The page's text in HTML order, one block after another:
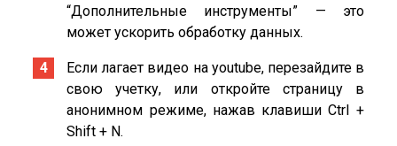
“Дополнительные инструменты” — это
может ускорить обработку данных.
Если лагает видео на youtube, перезайдите в
свою учетку, или откройте страницу в
анонимном режиме, нажав клавиши Ctrl +
Shift + N.